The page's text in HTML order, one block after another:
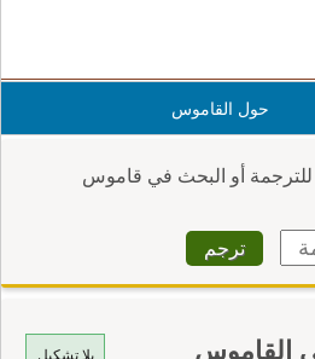
حول القاموس
أو البحث في قاموس
القاموس